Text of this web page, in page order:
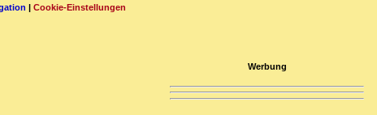
| Cookie-Einstellungen
Werbung